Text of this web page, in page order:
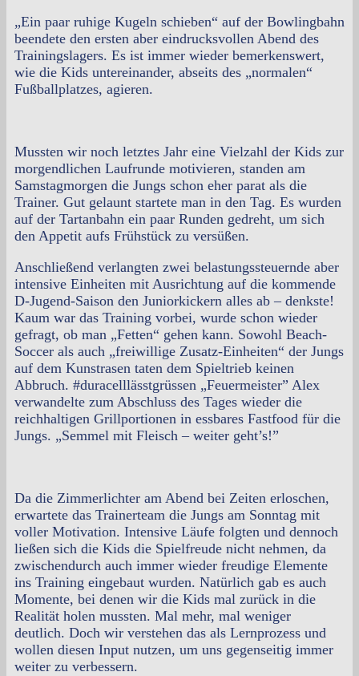
„Ein paar ruhige Kugeln schieben“ auf der Bowlingbahn
beendete den ersten aber eindrucksvollen Abend des
Trainingslagers. Es ist immer wieder bemerkenswert,
wie die Kids untereinander, abseits des „normalen“
Fußballplatzes, agieren.
Mussten wir noch letztes Jahr eine Vielzahl der Kids zur
morgendlichen Laufrunde motivieren, standen am
Samstagmorgen die Jungs schon eher parat als die
Trainer. Gut gelaunt startete man in den Tag. Es wurden
auf der Tartanbahn ein paar Runden gedreht, um sich
den Appetit aufs Frühstück zu versüßen.
Anschließend verlangten zwei belastungssteuernde aber
intensive Einheiten mit Ausrichtung auf die kommende
D-Jugend-Saison den Juniorkickern alles ab – denkste!
Kaum war das Training vorbei, wurde schon wieder
gefragt, ob man „Fetten“ gehen kann. Sowohl Beach-
Soccer als auch „freiwillige Zusatz-Einheiten“ der Jungs
auf dem Kunstrasen taten dem Spieltrieb keinen
Abbruch. #duracelllässtgrüssen „Feuermeister” Alex
verwandelte zum Abschluss des Tages wieder die
reichhaltigen Grillportionen in essbares Fastfood für die
Jungs. „Semmel mit Fleisch – weiter geht’s!”
Da die Zimmerlichter am Abend bei Zeiten erloschen,
erwartete das Trainerteam die Jungs am Sonntag mit
voller Motivation. Intensive Läufe folgten und dennoch
ließen sich die Kids die Spielfreude nicht nehmen, da
zwischendurch auch immer wieder freudige Elemente
ins Training eingebaut wurden. Natürlich gab es auch
Momente, bei denen wir die Kids mal zurück in die
Realität holen mussten. Mal mehr, mal weniger
deutlich. Doch wir verstehen das als Lernprozess und
wollen diesen Input nutzen, um uns gegenseitig immer
weiter zu verbessern.